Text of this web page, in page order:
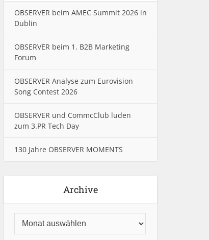
OBSERVER beim AMEC Summit 2026 in
Dublin
OBSERVER beim 1. B2B Marketing
Forum
OBSERVER Analyse zum Eurovision
Song Contest 2026
OBSERVER und CommcClub luden
zum 3.PR Tech Day
130 Jahre OBSERVER MOMENTS
Archive